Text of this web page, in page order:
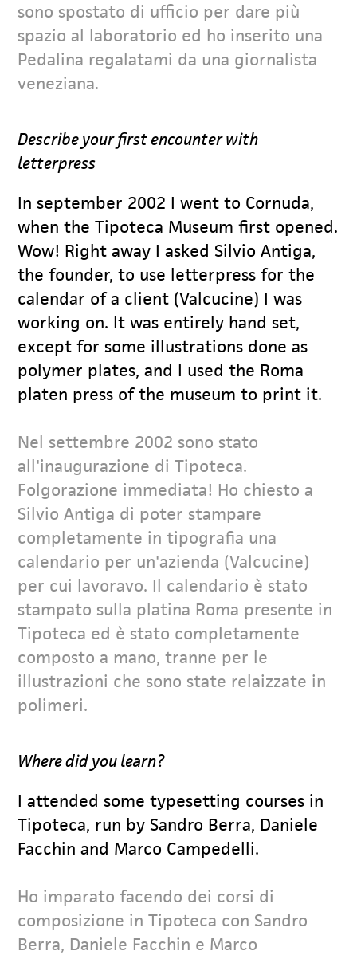
sono spostato di ufficio per dare più
spazio al laboratorio ed ho inserito una
Pedalina regalatami da una giornalista
veneziana.
Describe your first encounter with
letterpress
In september 2002 I went to Cornuda,
when the Tipoteca Museum first opened.
Wow! Right away I asked Silvio Antiga,
the founder, to use letterpress for the
calendar of a client (Valcucine) I was
working on. It was entirely hand set,
except for some illustrations done as
polymer plates, and I used the Roma
platen press of the museum to print it.
Nel settembre 2002 sono stato
all'inaugurazione di Tipoteca.
Folgorazione immediata! Ho chiesto a
Silvio Antiga di poter stampare
completamente in tipografia una
calendario per un'azienda (Valcucine)
per cui lavoravo. Il calendario è stato
stampato sulla platina Roma presente in
Tipoteca ed è stato completamente
composto a mano, tranne per le
illustrazioni che sono state relaizzate in
polimeri.
Where did you learn?
I attended some typesetting courses in
Tipoteca, run by Sandro Berra, Daniele
Facchin and Marco Campedelli.
Ho imparato facendo dei corsi di
composizione in Tipoteca con Sandro
Berra, Daniele Facchin e Marco